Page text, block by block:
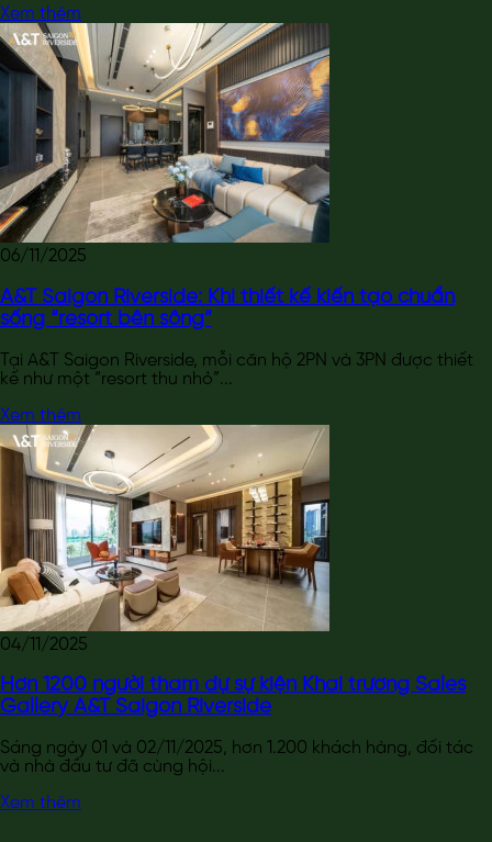
Xem thêm
06/11/2025
A&T Saigon Riverside: Khi thiết kế kiến tạo chuẩn
sống “resort bên sông”
Tại A&T Saigon Riverside, mỗi căn hộ 2PN và 3PN được thiết
kế như một “resort thu nhỏ”...
Xem thêm
04/11/2025
Hơn 1200 người tham dự sự kiện Khai trương Sales
Gallery A&T Saigon Riverside
Sáng ngày 01 và 02/11/2025, hơn 1.200 khách hàng, đối tác
và nhà đầu tư đã cùng hội...
Xem thêm